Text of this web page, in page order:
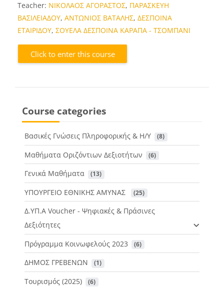
Teacher: ΝΙΚΟΛΑΟΣ ΑΓΟΡΑΣΤΟΣ, ΠΑΡΑΣΚΕΥΗ
ΒΑΣΙΛΕΙΑΔΟΥ, ΑΝΤΩΝΙΟΣ ΒΑΤΑΛΗΣ, ΔΕΣΠΟΙΝΑ
ΕΤΑΙΡΙΔΟΥ, ΣΟΥΕΛΑ ΔΕΣΠΟΙΝΑ ΚΑΡΑΠΑ - ΤΣΟΜΠΑΝΙ
Click to enter this course
Course categories
Βασικές Γνώσεις Πληροφορικής & Η/Υ (8)
Μαθήματα Οριζόντιων Δεξιοτήτων (6)
Γενικά Μαθήματα (13)
ΥΠΟΥΡΓΕΙΟ ΕΘΝΙΚΗΣ ΑΜΥΝΑΣ (25)
Δ.ΥΠ.Α Voucher - Ψηφιακές & Πράσινες
Δεξιότητες
Πρόγραμμα Κοινωφελούς 2023
(6)
ΔΗΜΟΣ ΓΡΕΒΕΝΩΝ (1)
Τουρισμός (2025) (6)